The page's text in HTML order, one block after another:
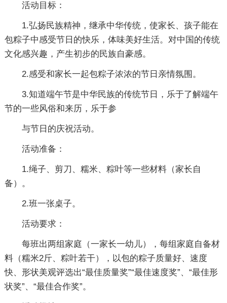
活动目标：
1.弘扬民族精神，继承中华传统，使家长、孩子能在
包粽子中感受节日的快乐，体味美好生活。对中国的传统
文化感兴趣，产生初步的民族自豪感。
2.感受和家长一起包粽子浓浓的节日亲情氛围。
3.知道端午节是中华民族的传统节日，乐于了解端午
节的一些风俗和来历，乐于参
与节日的庆祝活动。
活动准备：
1.绳子、剪刀、糯米、粽叶等一些材料（家长自
备）。
2.班一张桌子。
活动要求：
每班出两组家庭（一家长一幼儿），每组家庭自备材
料（糯米2斤、粽叶若干），以包的粽子质量好、速度
快、形状美观评选出“最佳质量奖”“最佳速度奖”、“最佳形
状奖”、“最佳合作奖”。